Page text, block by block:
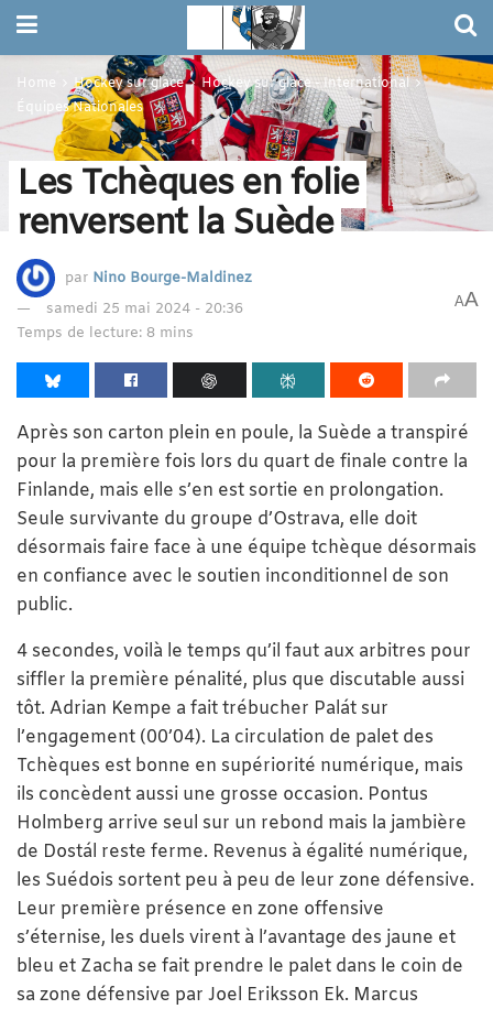
Home Hockey sur glace
Hockey sur glace - International
Équipes Nationales
Les Tchèques en folie
renversent la Suède
par Nino Bourge-Maldinez
samedi 25 mai 2024 - 20:36
Temps de lecture: 8 mins
AA
Après son carton plein en poule, la Suède a transpiré
pour la première fois lors du quart de finale contre la
Finlande, mais elle s’en est sortie en prolongation.
Seule survivante du groupe d’Ostrava, elle doit
désormais faire face à une équipe tchèque désormais
en confiance avec le soutien inconditionnel de son
public.
4 secondes, voilà le temps qu’il faut aux arbitres pour
siffler la première pénalité, plus que discutable aussi
tôt. Adrian Kempe a fait trébucher Palát sur
l’engagement (00’04). La circulation de palet des
Tchèques est bonne en supériorité numérique, mais
ils concèdent aussi une grosse occasion. Pontus
Holmberg arrive seul sur un rebond mais la jambière
de Dostál reste ferme. Revenus à égalité numérique,
les Suédois sortent peu à peu de leur zone défensive.
Leur première présence en zone offensive
s’éternise, les duels virent à l’avantage des jaune et
bleu et Zacha se fait prendre le palet dans le coin de
sa zone défensive par Joel Eriksson Ek. Marcus